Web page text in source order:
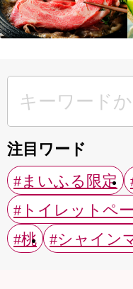
注目ワード
#まいふる限定
#トイレットペ
#桃
#シャイン